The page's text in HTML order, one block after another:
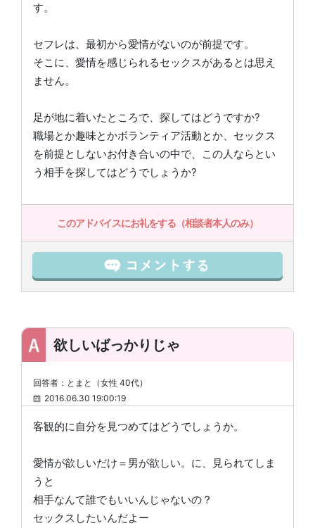
す。
セフレは、最初から愛情がないのが前提です。
そこに、愛情を感じられるセックスがあるとは思え
ません。
足が地に着いたところで、探してはどうですか?
職場とか趣味とかボランティア活動とか、セックス
を前提としないお付き合いの中で、この人ならとい
う相手を探してはどうでしょうか?
このアドバイスにお礼をする（相談者本人のみ）
欲しいばっかりじゃ
回答者：とまと（女性 40代）
2016.06.30 19:00:19
客観的に自分を見つめてはどうでしょうか。
愛情が欲しいだけ＝男が欲しい。に、見られてしま
うと
相手なんて誰でもいいんじゃないの？
セックスしたいんだよー